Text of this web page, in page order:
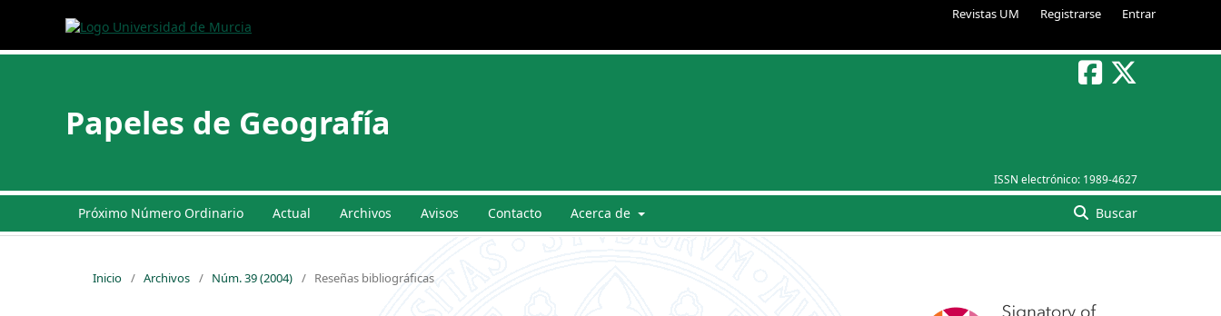
Revistas UM Registrarse Entrar
ISSN electrónico: 1989-4627
Papeles de Geografía
Próximo Número Ordinario Actual Archivos Avisos Contacto Acerca de Buscar
Inicio / Archivos / Núm. 39 (2004) / Reseñas bibliográficas